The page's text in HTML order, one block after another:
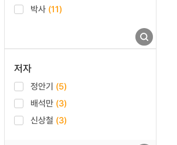
박사 (11)
저자
정안기 (5)
배석만 (3)
신상철 (3)